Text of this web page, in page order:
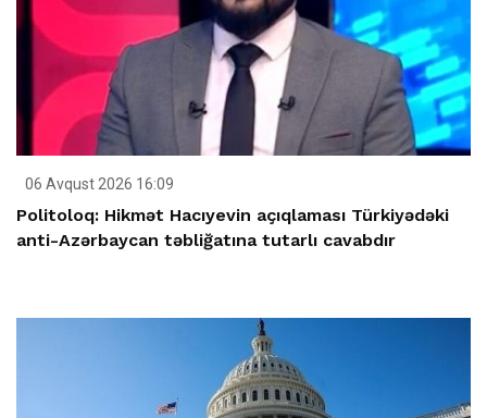
06 Avqust 2026 16:09
Politoloq: Hikmət Hacıyevin açıqlaması Türkiyədəki
anti-Azərbaycan təbliğatına tutarlı cavabdır